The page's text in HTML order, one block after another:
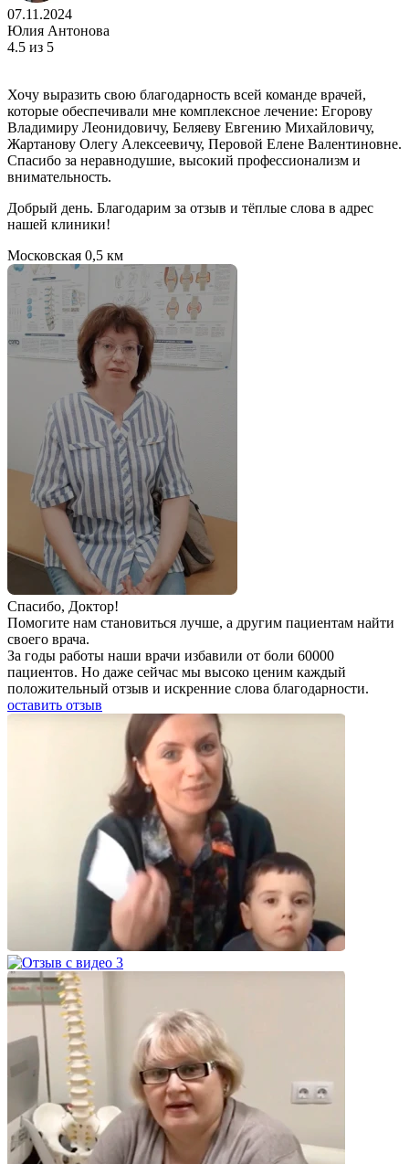
07.11.2024
Юлия Антонова
4.5 из 5
Хочу выразить свою благодарность всей команде врачей,
которые обеспечивали мне комплексное лечение: Егорову
Владимиру Леонидовичу, Беляеву Евгению Михайловичу,
Жартанову Олегу Алексеевичу, Перовой Елене Валентиновне.
Спасибо за неравнодушие, высокий профессионализм и
внимательность.
Добрый день. Благодарим за отзыв и тёплые слова в адрес
нашей клиники!
Московская 0,5 км
Спаcибо, Доктор!
Помогите нам становиться лучше, а другим пациентам найти
своего врача.
За годы работы наши врачи избавили от боли 60000
пациентов. Но даже сейчас мы высоко ценим каждый
положительный отзыв и искренние слова благодарности.
оставить отзыв